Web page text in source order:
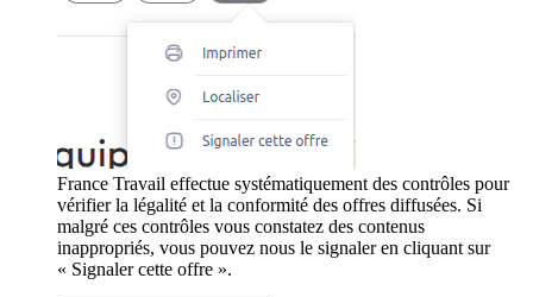
France Travail effectue systématiquement des contrôles pour
vérifier la légalité et la conformité des offres diffusées. Si
malgré ces contrôles vous constatez des contenus
inappropriés, vous pouvez nous le signaler en cliquant sur
« Signaler cette offre ».